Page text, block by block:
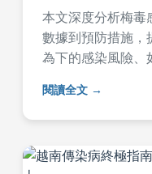
本文深度分析梅毒
數據到預防措施，
為下的感染風險、
閱讀全文